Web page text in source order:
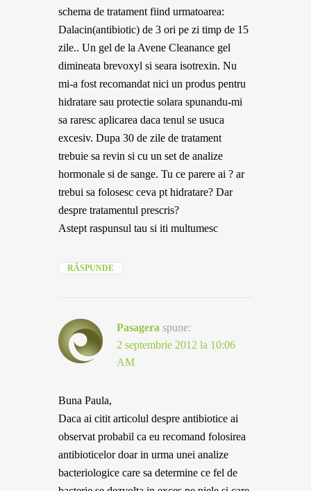
schema de tratament fiind urmatoarea:
Dalacin(antibiotic) de 3 ori pe zi timp de 15
zile.. Un gel de la Avene Cleanance gel
dimineata brevoxyl si seara isotrexin. Nu
mi-a fost recomandat nici un produs pentru
hidratare sau protectie solara spunandu-mi
sa raresc aplicarea daca tenul se usuca
excesiv. Dupa 30 de zile de tratament
trebuie sa revin si cu un set de analize
hormonale si de sange. Tu ce parere ai ? ar
trebui sa folosesc ceva pt hidratare? Dar
despre tratamentul prescris?
Astept raspunsul tau si iti multumesc
RĂSPUNDE
Pasagera spune:
2 septembrie 2012 la 10:06
AM
Buna Paula,
Daca ai citit articolul despre antibiotice ai
observat probabil ca eu recomand folosirea
antibioticelor doar in urma unei analize
bacteriologice care sa determine ce fel de